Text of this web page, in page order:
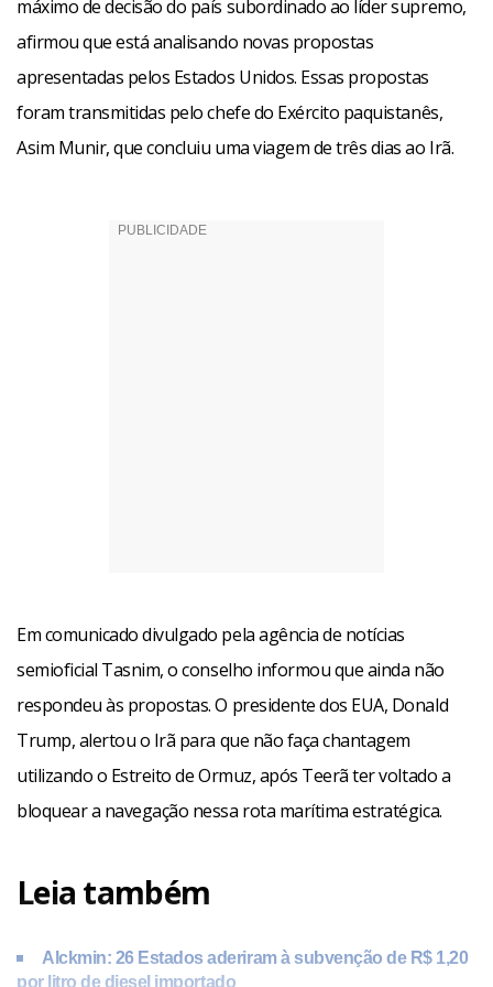
máximo de decisão do país subordinado ao líder supremo,
afirmou que está analisando novas propostas
apresentadas pelos Estados Unidos. Essas propostas
foram transmitidas pelo chefe do Exército paquistanês,
Asim Munir, que concluiu uma viagem de três dias ao Irã.
Em comunicado divulgado pela agência de notícias
semioficial Tasnim, o conselho informou que ainda não
respondeu às propostas. O presidente dos EUA, Donald
Trump, alertou o Irã para que não faça chantagem
utilizando o Estreito de Ormuz, após Teerã ter voltado a
bloquear a navegação nessa rota marítima estratégica.
Leia também
Alckmin: 26 Estados aderiram à subvenção de R$ 1,20
por litro de diesel importado